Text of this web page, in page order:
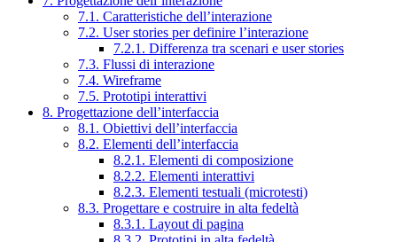
7.1. Caratteristiche dell’interazione
7.2. User stories per definire l’interazione
7.2.1. Differenza tra scenari e user stories
7.3. Flussi di interazione
7.4. Wireframe
7.5. Prototipi interattivi
8. Progettazione dell’interfaccia
8.1. Obiettivi dell’interfaccia
8.2. Elementi dell’interfaccia
8.2.1. Elementi di composizione
8.2.2. Elementi interattivi
8.2.3. Elementi testuali (microtesti)
8.3. Progettare e costruire in alta fedeltà
8.3.1. Layout di pagina